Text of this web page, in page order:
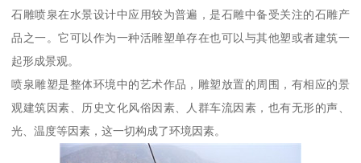
石雕喷泉在水景设计中应用较为普遍，是石雕中备受关注的石雕产
品之一。它可以作为一种活雕塑单存在也可以与其他塑或者建筑一
起形成景观。
喷泉雕塑是整体环境中的艺术作品，雕塑放置的周围，有相应的景
观建筑因素、历史文化风俗因素、人群车流因素，也有无形的声、
光、温度等因素，这一切构成了环境因素。